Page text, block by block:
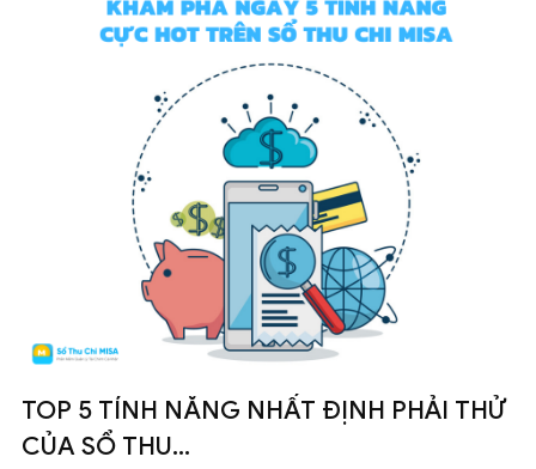
TOP 5 TÍNH NĂNG NHẤT ĐỊNH PHẢI THỬ
CỦA SỔ THU...